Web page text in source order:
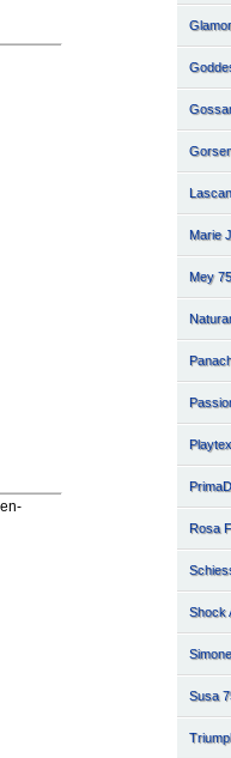
Marie
Mey
Rosa
Shock
Susa